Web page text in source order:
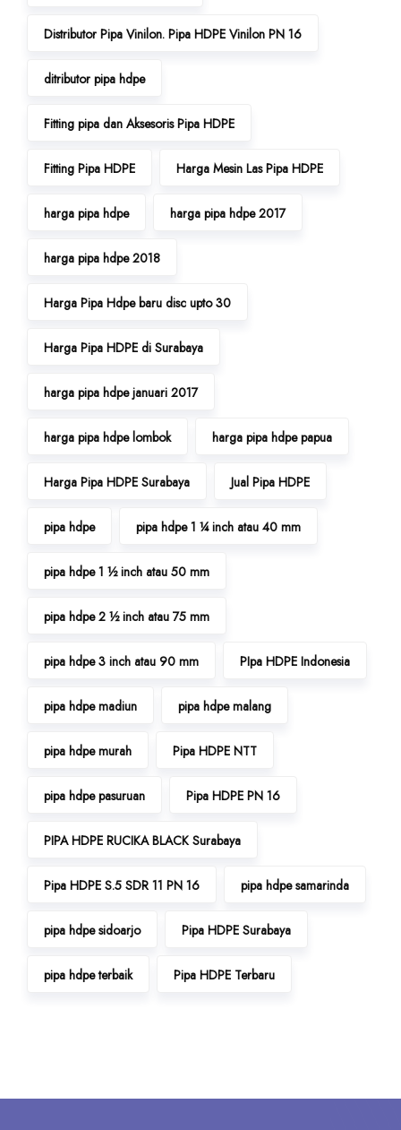
Distributor Pipa Vinilon. Pipa HDPE Vinilon PN 16
ditributor pipa hdpe
Fitting pipa dan Aksesoris Pipa HDPE
Fitting Pipa HDPE Harga Mesin Las Pipa HDPE
harga pipa hdpe harga pipa hdpe 2017
harga pipa hdpe 2018
Harga Pipa Hdpe baru disc upto 30
Harga Pipa HDPE di Surabaya
harga pipa hdpe januari 2017
harga pipa hdpe lombok harga pipa hdpe papua
Harga Pipa HDPE Surabaya Jual Pipa HDPE
pipa hdpe pipa hdpe 1 ¼ inch atau 40 mm
pipa hdpe 1 ½ inch atau 50 mm
pipa hdpe 2 ½ inch atau 75 mm
pipa hdpe 3 inch atau 90 mm PIpa HDPE Indonesia
pipa hdpe madiun pipa hdpe malang
pipa hdpe murah Pipa HDPE NTT
pipa hdpe pasuruan Pipa HDPE PN 16
PIPA HDPE RUCIKA BLACK Surabaya
Pipa HDPE S.5 SDR 11 PN 16 pipa hdpe samarinda
pipa hdpe sidoarjo Pipa HDPE Surabaya
pipa hdpe terbaik Pipa HDPE Terbaru